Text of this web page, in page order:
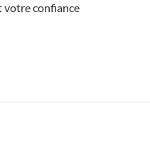
votre confiance